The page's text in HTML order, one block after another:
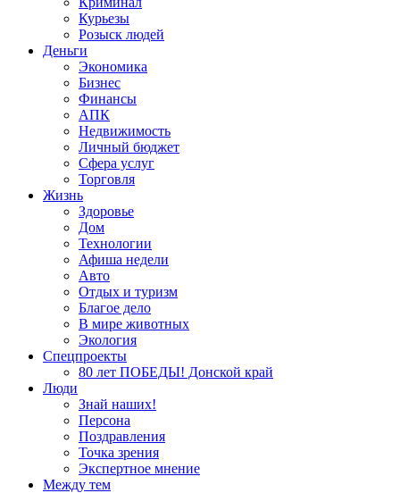
Курьезы
Розыск людей
Деньги
Экономика
Бизнес
Финансы
АПК
Недвижимость
Личный бюджет
Сфера услуг
Торговля
Жизнь
Здоровье
Дом
Технологии
Афиша недели
Авто
Отдых и туризм
Благое дело
В мире животных
Экология
Спецпроекты
80 лет ПОБЕДЫ! Донской край
Люди
Знай наших!
Персона
Поздравления
Точка зрения
Экспертное мнение
Между тем